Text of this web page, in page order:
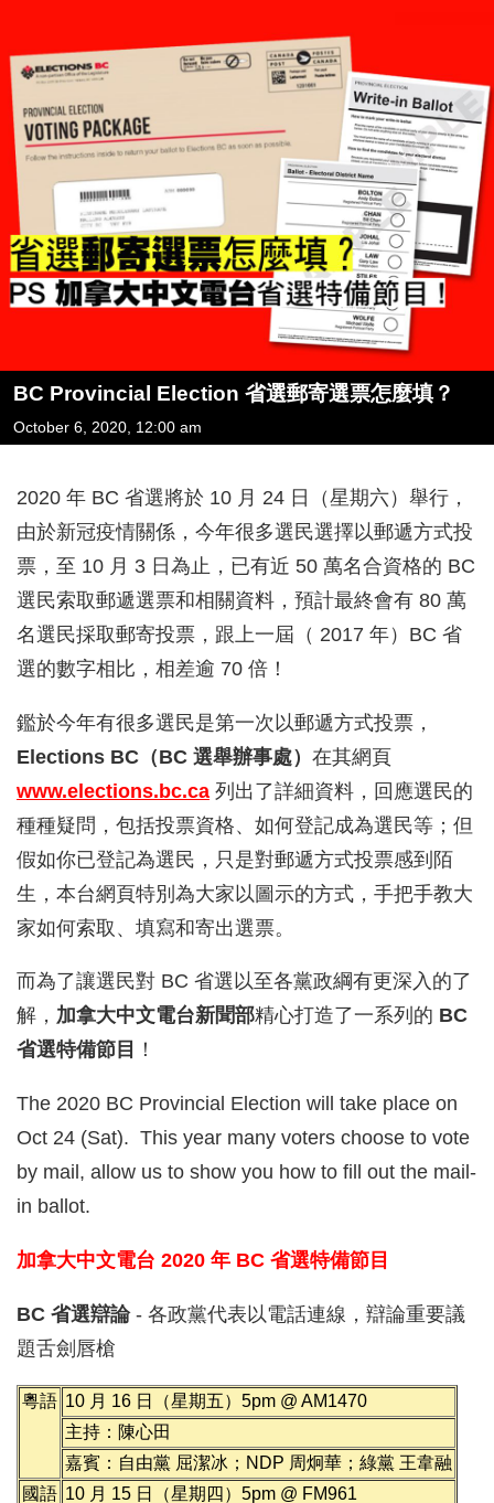
BC Provincial Election 省選郵寄選票怎麼填？
October 6, 2020, 12:00 am
2020 年 BC 省選將於 10 月 24 日（星期六）舉行，
由於新冠疫情關係，今年很多選民選擇以郵遞方式投
票，至 10 月 3 日為止，已有近 50 萬名合資格的 BC
選民索取郵遞選票和相關資料，預計最終會有 80 萬
名選民採取郵寄投票，跟上一屆（ 2017 年）BC 省
選的數字相比，相差逾 70 倍！
鑑於今年有很多選民是第一次以郵遞方式投票，
Elections BC（BC 選舉辦事處） 在其網頁
www.elections.bc.ca 列出了詳細資料，回應選民的
種種疑問，包括投票資格、如何登記成為選民等；但
假如你已登記為選民，只是對郵遞方式投票感到陌
生，本台網頁特別為大家以圖示的方式，手把手教大
家如何索取、填寫和寄出選票。
而為了讓選民對 BC 省選以至各黨政綱有更深入的了
解， 加拿大中文電台新聞部精心打造了一系列的 BC
省選特備節目 ！
The 2020 BC Provincial Election will take place on
Oct 24 (Sat). This year many voters choose to vote
by mail, allow us to show you how to fill out the mail-
in ballot.
加拿大中文電台 2020 年 BC 省選特備節目
BC 省選辯論- 各政黨代表以電話連線，辯論重要議
題舌劍唇槍
粵語 10 月 16 日（星期五）5pm @ AM1470
主持：陳心田
嘉賓：自由黨 屈潔冰；NDP 周炯華；綠黨 王韋融
國語 10 月 15 日（星期四）5pm @ FM961